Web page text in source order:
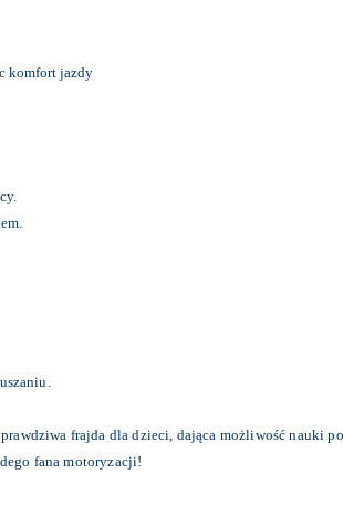
komfort jazdy
frajda dla dzieci, dająca możliwość nauki
fana motoryzacji!